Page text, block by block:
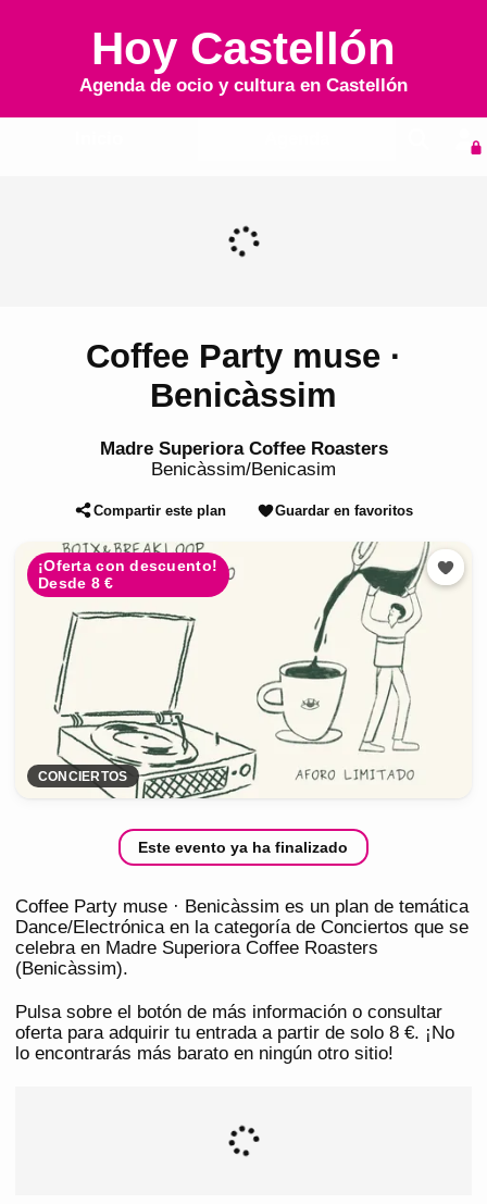
Hoy Castellón
Agenda de ocio y cultura en Castellón
Coffee Party muse ·
Benicàssim
Madre Superiora Coffee Roasters
Benicàssim/Benicasim
Compartir este plan Guardar en favoritos
¡Oferta con descuento!
Desde 8 €
CONCIERTOS
Este evento ya ha finalizado
Coffee Party muse · Benicàssim es un plan de temática
Dance/Electrónica en la categoría de Conciertos que se
celebra en Madre Superiora Coffee Roasters
(Benicàssim).
Pulsa sobre el botón de más información o consultar
oferta para adquirir tu entrada a partir de solo 8 €. ¡No
lo encontrarás más barato en ningún otro sitio!